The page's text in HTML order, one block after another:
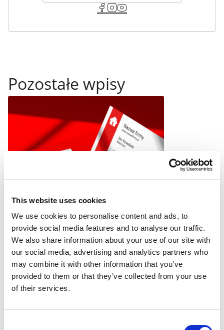
This website uses cookies
We use cookies to personalise content and ads, to
provide social media features and to analyse our traffic.
We also share information about your use of our site with
our social media, advertising and analytics partners who
may combine it with other information that you’ve
provided to them or that they’ve collected from your use
of their services.
Pozostałe wpisy
Triki i porady
Wizytówka – jak zrobić
spady?
22 listopada 2025
Czytaj więcej